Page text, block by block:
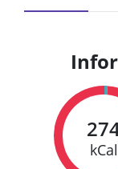
kCal